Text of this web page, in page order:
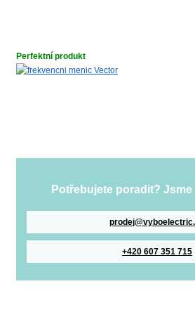
Perfektní produkt
Potřebujete poradit?
+420 607 351 715